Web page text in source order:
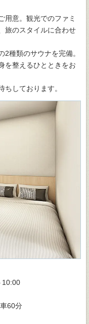
用意。観光でのファミ
旅のスタイルに合わせ
種類のサウナを完備。
を整えるひとときをお
しております。
60分